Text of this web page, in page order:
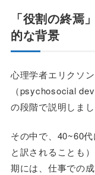
「役割の終焉
的な背景
心理学者エリクソ
（psychosocial
の段階で説明しまし
その中で、40~60
と訳されることも
期には、仕事での